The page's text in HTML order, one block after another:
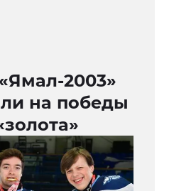
2003»
на победы